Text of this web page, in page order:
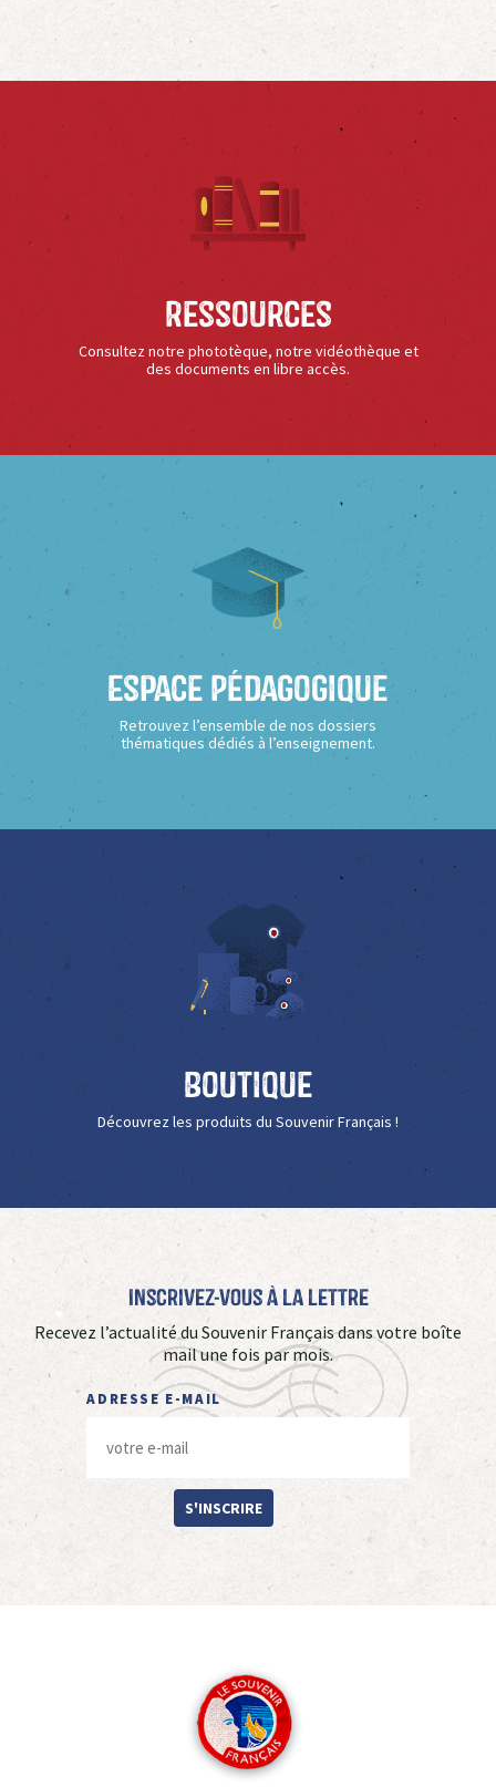
Ressources
Consultez notre phototèque, notre vidéothèque et
des documents en libre accès.
Espace Pédagogique
Retrouvez l’ensemble de nos dossiers
thématiques dédiés à l’enseignement.
Boutique
Découvrez les produits du Souvenir Français !
Inscrivez-vous à La Lettre
Recevez l’actualité du Souvenir Français dans votre boîte
mail une fois par mois.
ADRESSE E-MAIL
S'INSCRIRE